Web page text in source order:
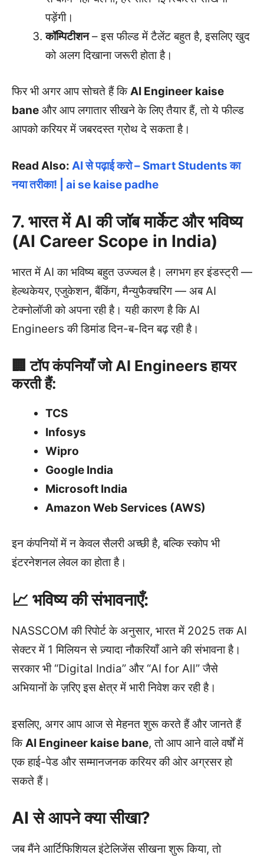
पड़ेंगी।
कॉम्पिटीशन– इस फील्ड में टैलेंट बहुत है, इसलिए खुद
को अलग दिखाना जरूरी होता है।
फिर भी अगर आप सोचते हैं कि AI Engineer kaise
bane और आप लगातार सीखने के लिए तैयार हैं, तो ये फील्ड
आपको करियर में जबरदस्त ग्रोथ दे सकता है।
Read Also: AI से पढ़ाई करो – Smart Students का
नया तरीका! | ai se kaise padhe
7. भारत में AI की जॉब मार्केट और भविष्य
(AI Career Scope in India)
भारत में AI का भविष्य बहुत उज्ज्वल है। लगभग हर इंडस्ट्री —
हेल्थकेयर, एजुकेशन, बैंकिंग, मैन्युफैक्चरिंग — अब AI
टेक्नोलॉजी को अपना रही है। यही कारण है कि AI
Engineers की डिमांड दिन-ब-दिन बढ़ रही है।
🏢 टॉप कंपनियाँ जो AI Engineers हायर
करती हैं:
TCS
Infosys
Wipro
Google India
Microsoft India
Amazon Web Services (AWS)
इन कंपनियों में न केवल सैलरी अच्छी है, बल्कि स्कोप भी
इंटरनेशनल लेवल का होता है।
📈 भविष्य की संभावनाएँ:
NASSCOM की रिपोर्ट के अनुसार, भारत में 2025 तक AI
सेक्टर में 1 मिलियन से ज़्यादा नौकरियाँ आने की संभावना है।
सरकार भी “Digital India” और “AI for All” जैसे
अभियानों के ज़रिए इस क्षेत्र में भारी निवेश कर रही है।
इसलिए, अगर आप आज से मेहनत शुरू करते हैं और जानते हैं
किAI Engineer kaise bane, तो आप आने वाले वर्षों में
एक हाई-पेड और सम्मानजनक करियर की ओर अग्रसर हो
सकते हैं।
AI से आपने क्या सीखा?
जब मैंने आर्टिफिशियल इंटेलिजेंस सीखना शुरू किया, तो